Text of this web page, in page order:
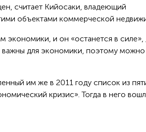
считает Кийосаки, владеющий
объектами коммерческой
и он «останется в силе»,
важны для экономики, поэтому можно
им же в 2011 году список из
кризис». Тогда в него